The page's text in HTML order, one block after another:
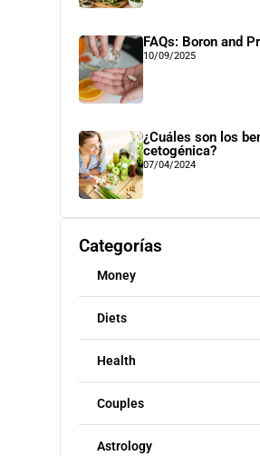
FAQs: Boron and
10/09/2025
¿Cuáles son los
cetogénica?
07/04/2024
Categorías
Money
Diets
Health
Couples
Astrology